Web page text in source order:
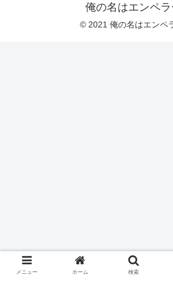
俺の名はエンペラ
© 2021 俺の名はエンペ
メニュー ホーム 検索